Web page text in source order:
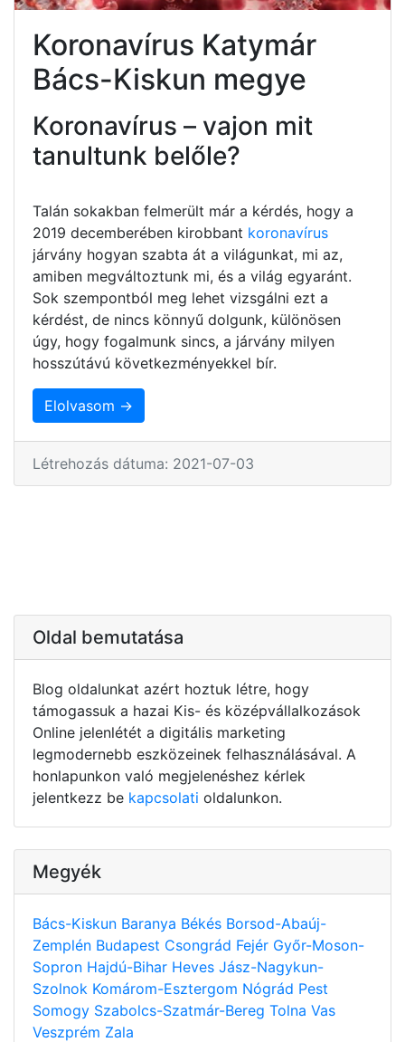
Koronavírus Katymár
Bács-Kiskun megye
Koronavírus – vajon mit
tanultunk belőle?
Talán sokakban felmerült már a kérdés, hogy a
2019 decemberében kirobbant koronavírus
járvány hogyan szabta át a világunkat, mi az,
amiben megváltoztunk mi, és a világ egyaránt.
Sok szempontból meg lehet vizsgálni ezt a
kérdést, de nincs könnyű dolgunk, különösen
úgy, hogy fogalmunk sincs, a járvány milyen
hosszútávú következményekkel bír.
Elolvasom →
Létrehozás dátuma: 2021-07-03
Oldal bemutatása
Blog oldalunkat azért hoztuk létre, hogy
támogassuk a hazai Kis- és középvállalkozások
Online jelenlétét a digitális marketing
legmodernebb eszközeinek felhasználásával. A
honlapunkon való megjelenéshez kérlek
jelentkezz be kapcsolati oldalunkon.
Megyék
Bács-Kiskun Baranya Békés Borsod-Abaúj-
Zemplén Budapest Csongrád Fejér Győr-Moson-
Sopron Hajdú-Bihar Heves Jász-Nagykun-
Szolnok Komárom-Esztergom Nógrád Pest
Somogy Szabolcs-Szatmár-Bereg Tolna Vas
Veszprém Zala